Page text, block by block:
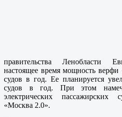
правительства Ленобласти
настоящее время мощность верфи
судов в год. Ее планируется
судов в год. При этом
электрических пассажирских
«Москва 2.0».